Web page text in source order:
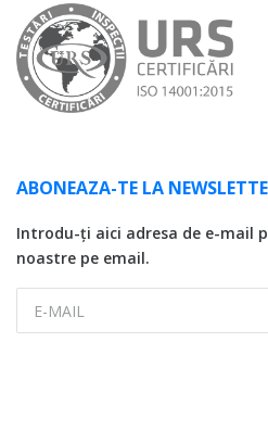
ABONEAZA-TE LA
Introdu-ți aici adresa de e-mail
noastre pe email.